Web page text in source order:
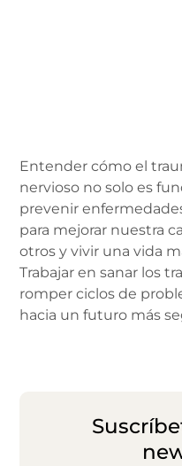
Entender cómo el
nervioso no solo es
prevenir
para mejorar nuestra
otros y vivir una vida
Trabajar en sanar los
romper ciclos de
hacia un futuro más